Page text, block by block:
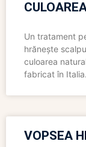
Un tratament
hrănește
culoarea
fabricat în Italia.
VOPSEA